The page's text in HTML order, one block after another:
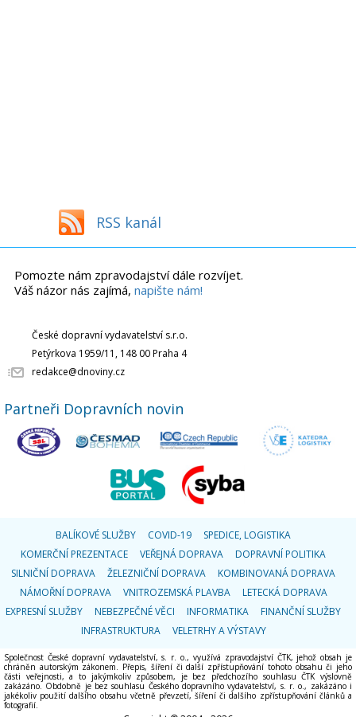
RSS kanál
Pomozte nám zpravodajství dále rozvíjet.
Váš názor nás zajímá, napište nám!
České dopravní vydavatelství s.r.o.
Petýrkova 1959/11, 148 00 Praha 4
redakce@dnoviny.cz
Partneři Dopravních novin
BALÍKOVÉ SLUŽBY COVID-19
SPEDICE, LOGISTIKA
KOMERČNÍ PREZENTACE
VEŘEJNÁ DOPRAVA
DOPRAVNÍ POLITIKA
SILNIČNÍ DOPRAVA
ŽELEZNIČNÍ DOPRAVA
KOMBINOVANÁ DOPRAVA
NÁMOŘNÍ DOPRAVA
VNITROZEMSKÁ PLAVBA
LETECKÁ DOPRAVA
EXPRESNÍ SLUŽBY
NEBEZPEČNÉ VĚCI INFORMATIKA
FINANČNÍ SLUŽBY
INFRASTRUKTURA
VELETRHY A VÝSTAVY
Společnost České dopravní vydavatelství, s. r. o., využívá zpravodajství ČTK, jehož obsah je
chráněn autorským zákonem. Přepis, šíření či další zpřístupňování tohoto obsahu či jeho
části veřejnosti, a to jakýmkoliv způsobem, je bez předchozího souhlasu ČTK výslovně
zakázáno. Obdobně je bez souhlasu Českého dopravního vydavatelství, s. r. o., zakázáno i
jakékoliv použití dalšího obsahu včetně převzetí, šíření či dalšího zpřístupňování článků a
fotografií.